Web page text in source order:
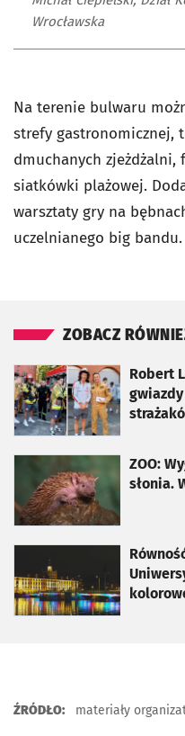
Wrocławska
Na terenie bulwaru
strefy gastronomicznej,
dmuchanych
siatkówki plażowej.
warsztaty gry na
uczelnianego big bandu.
ZOBACZ
Robert
otworzy się w nowej karcie
ZOO:
słonia.
otworzy się w nowej karcie
otworzy się w nowej karcie
ŹRÓDŁO: materiały